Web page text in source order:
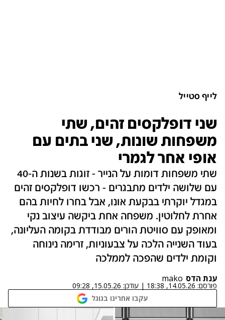
לייף סטייל
שני דופלקסים זהים, שתי
משפחות שונות, שני בתים עם
אופי אחר לגמרי
שתי משפחות דומות על הנייר - זוגות בשנות ה-40
עם שלושה ילדים מתבגרים - רכשו דופלקסים זהים
במגדל יוקרתי בבקעת אונו, אבל בחרו לחיות בהם
אחרת לחלוטין. משפחה אחת ביקשה עיצוב נקי
ומאופק עם סוויטת הורים מבודדת בקומה העליונה,
בעוד השנייה הלכה על צבעוניות, זרימה נינוחה
וקומת ילדים שהפכה לממלכה
ענת הדס mako
פורסם: 14.05.26, 18:38
| עודכן: 15.05.26, 09:28
עקבו אחרינו בגוגל